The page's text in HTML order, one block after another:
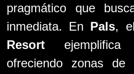
pragmático que
inmediata. En Pals,
Resort ejemplifica
ofreciendo zonas de